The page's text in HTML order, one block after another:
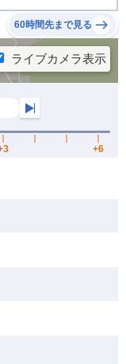
60時間先まで見る